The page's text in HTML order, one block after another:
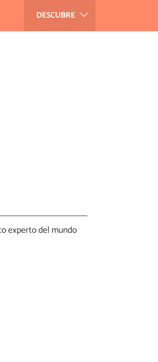
DESCUBRE
experto del mundo